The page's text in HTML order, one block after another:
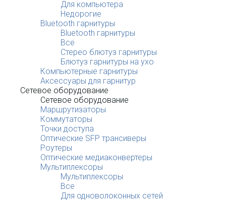
Для компьютера
Недорогие
Bluetooth гарнитуры
Bluetooth гарнитуры
Все
Стерео блютуз гарнитуры
Блютуз гарнитуры на ухо
Компьютерные гарнитуры
Аксессуары для гарнитур
Сетевое оборудование
Сетевое оборудование
Маршрутизаторы
Коммутаторы
Точки доступа
Оптические SFP трансиверы
Роутеры
Оптические медиаконвертеры
Мультиплексоры
Мультиплексоры
Все
Для одноволоконных сетей